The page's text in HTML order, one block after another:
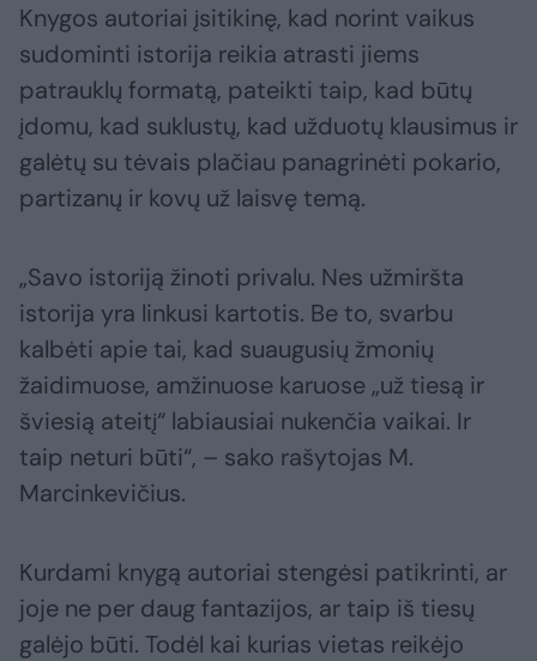
Knygos autoriai įsitikinę, kad norint vaikus
sudominti istorija reikia atrasti jiems
patrauklų formatą, pateikti taip, kad būtų
įdomu, kad suklustų, kad užduotų klausimus ir
galėtų su tėvais plačiau panagrinėti pokario,
partizanų ir kovų už laisvę temą.
„Savo istoriją žinoti privalu. Nes užmiršta
istorija yra linkusi kartotis. Be to, svarbu
kalbėti apie tai, kad suaugusių žmonių
žaidimuose, amžinuose karuose „už tiesą ir
šviesią ateitį“ labiausiai nukenčia vaikai. Ir
taip neturi būti“, – sako rašytojas M.
Marcinkevičius.
Kurdami knygą autoriai stengėsi patikrinti, ar
joje ne per daug fantazijos, ar taip iš tiesų
galėjo būti. Todėl kai kurias vietas reikėjo